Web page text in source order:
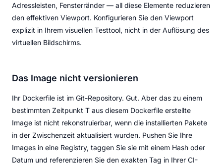
Adressleisten, Fensterränder — all diese Elemente reduzieren
den effektiven Viewport. Konfigurieren Sie den Viewport
explizit in Ihrem visuellen Testtool, nicht in der Auflösung des
virtuellen Bildschirms.
Das Image nicht versionieren
Ihr Dockerfile ist im Git-Repository. Gut. Aber das zu einem
bestimmten Zeitpunkt T aus diesem Dockerfile erstellte
Image ist nicht rekonstruierbar, wenn die installierten Pakete
in der Zwischenzeit aktualisiert wurden. Pushen Sie Ihre
Images in eine Registry, taggen Sie sie mit einem Hash oder
Datum und referenzieren Sie den exakten Tag in Ihrer CI-